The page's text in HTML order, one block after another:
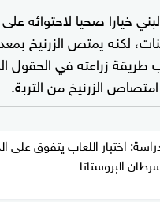
خيارا صحيا لاحتوائه
لكنه يمتص الزرنيخ
طريقة زراعته في الحقول
الزرنيخ من التربة.
اختبار اللعاب يتفوق
البروستاتا